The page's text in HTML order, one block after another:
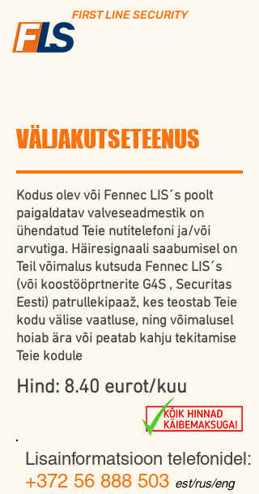
FIRST LINE SECURITY
VÄLJAKUTSETEENUS
Kodus olev või Fennec LIS´s poolt
paigaldatav valveseadmestik on
ühendatud Teie nutitelefoni ja/või
arvutiga. Häiresignaali saabumisel on
Teil võimalus kutsuda Fennec LIS´s
(või koostööprtnerite G4S , Securitas
Eesti) patrullekipaaž, kes teostab Teie
kodu välise vaatluse, ning võimalusel
hoiab ära või peatab kahju tekitamise
Teie kodule
Hind: 8.40 eurot/kuu
Lisainformatsioon telefonidel:
+372 56 888 503 est/rus/eng